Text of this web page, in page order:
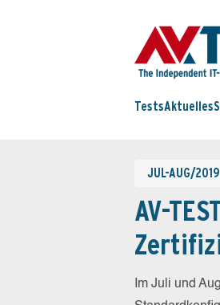
TestsAktuelles
JUL-AUG/2019
AV-
Im Juli und